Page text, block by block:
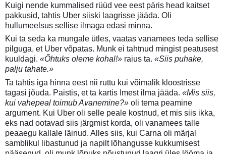
Kuigi nende kummalised rüüd vee eest päris head kaitset
pakkusid, tahtis Uber siiski laagrisse jääda. Oli
hullumeelsus sellise ilmaga edasi minna.
Kui ta seda ka mungale ütles, vaatas vanamees teda sellise
pilguga, et Uber võpatas. Munk ei tahtnud mingist peatusest
kuuldagi. «Õhtuks oleme kohal!» raius ta. «Siis puhake,
palju tahate.»
Ta tahtis iga hinna eest nii ruttu kui võimalik kloostrisse
tagasi jõuda. Paistis, et ta kartis Imest ilma jääda. «Mis siis,
kui vahepeal toimub Avanemine?» oli tema peamine
argument. Kui Uber oli selle peale kostnud, et mis siis ikka,
eks nad ootavad siis järgmist korda, oli vanamees talle
peaaegu kallale läinud. Alles siis, kui Carna oli märjal
samblikul libastunud ja napilt lõhangusse kukkumisest